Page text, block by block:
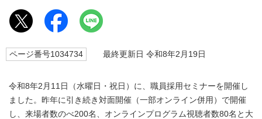
ページ番号1034734 最終更新日 令和8年2月19日
令和8年2月11日（水曜日・祝日）に、職員採用セミナーを開催し
ました。昨年に引き続き対面開催（一部オンライン併用）で開催
し、来場者数のべ200名、オンラインプログラム視聴者数80名と大